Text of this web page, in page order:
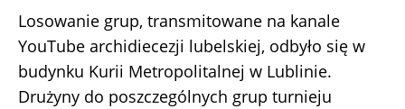
Losowanie grup, transmitowane na kanale
YouTube archidiecezji lubelskiej, odbyło się w
budynku Kurii Metropolitalnej w Lublinie.
Drużyny do poszczególnych grup turnieju